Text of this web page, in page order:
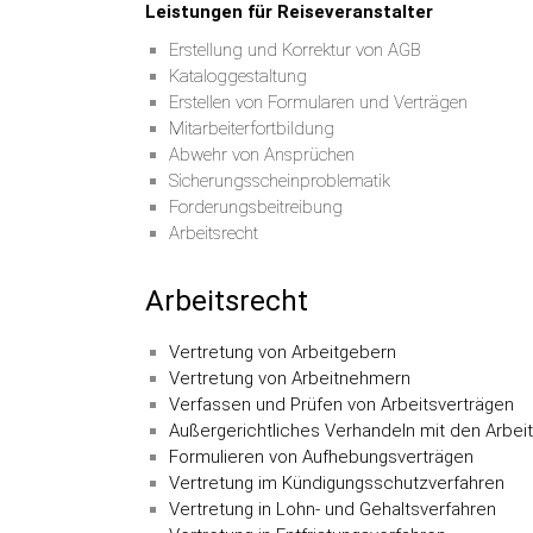
Leistungen für Reiseveranstalter
Erstellung und Korrektur von AGB
Kataloggestaltung
Erstellen von Formularen und Verträgen
Mitarbeiterfortbildung
Abwehr von Ansprüchen
Sicherungsscheinproblematik
Forderungsbeitreibung
Arbeitsrecht
Arbeitsrecht
Vertretung von Arbeitgebern
Vertretung von Arbeitnehmern
Verfassen und Prüfen von Arbeitsverträgen
Außergerichtliches Verhandeln mit den
Formulieren von Aufhebungsverträgen
Vertretung im Kündigungsschutzverfahren
Vertretung in Lohn- und Gehaltsverfahren